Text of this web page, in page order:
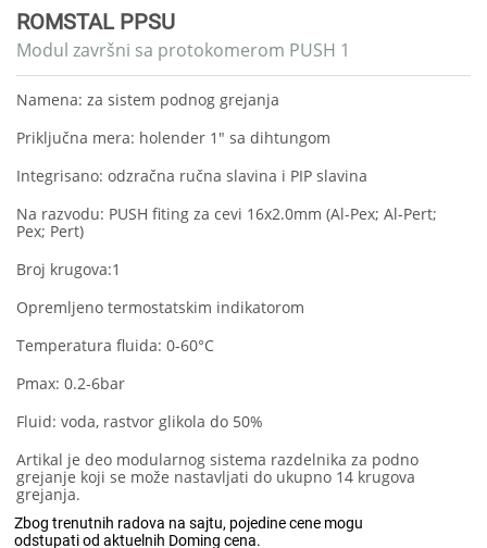
ROMSTAL PPSU
Modul završni sa protokomerom PUSH 1
Namena: za sistem podnog grejanja
Priključna mera: holender 1" sa dihtungom
Integrisano: odzračna ručna slavina i PIP slavina
Na razvodu: PUSH fiting za cevi 16x2.0mm (Al-Pex; Al-Pert;
Pex; Pert)
Broj krugova:1
Opremljeno termostatskim indikatorom
Temperatura fluida: 0-60°C
Pmax: 0.2-6bar
Fluid: voda, rastvor glikola do 50%
Artikal je deo modularnog sistema razdelnika za podno
grejanje koji se može nastavljati do ukupno 14 krugova
grejanja.